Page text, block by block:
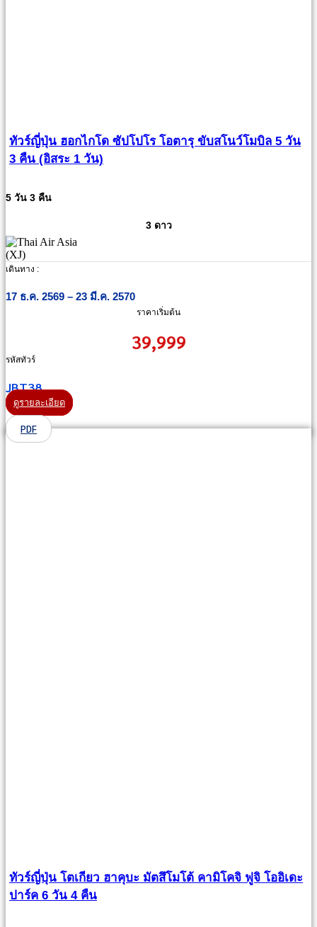
ทัวร์ญี่ปุ่น ฮอกไกโด ซัปโปโร โอตารุ ขับสโนว์โมบิล 5 วัน
3 คืน (อิสระ 1 วัน)
5 วัน 3 คืน
3 ดาว
เดินทาง :
17 ธ.ค. 2569 – 23 มี.ค. 2570
ราคาเริ่มต้น
39,999
รหัสทัวร์
JBT38
ดูรายละเอียด
PDF
ทัวร์ญี่ปุ่น โตเกียว ฮาคุบะ มัตสึโมโต้ คามิโคจิ ฟูจิ โออิเดะ
ปาร์ค 6 วัน 4 คืน